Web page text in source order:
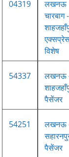
04319
लखनऊ
चारबाग -
विशेष
54337
लखनऊ
पैसेंजर
54251
लखनऊ
पैसेंजर